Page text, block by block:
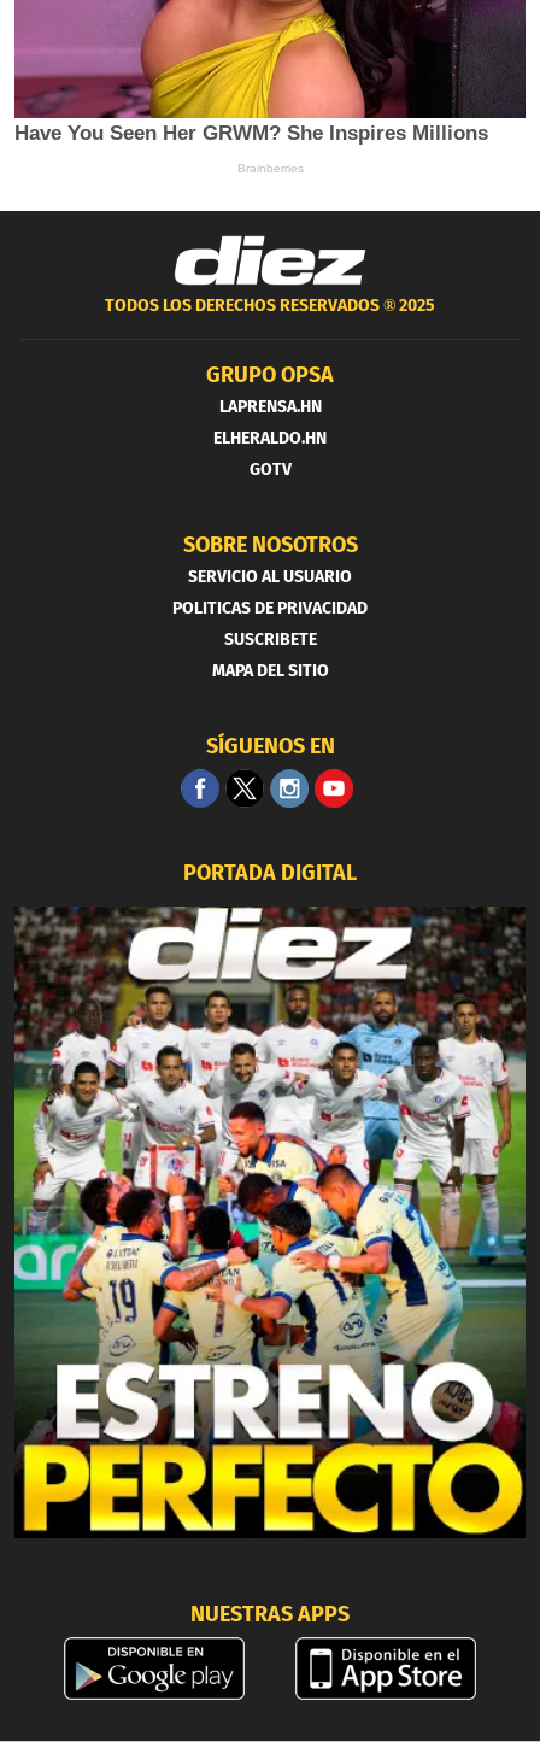
TODOS LOS DERECHOS RESERVADOS ®2025
GRUPO OPSA
LAPRENSA.HN
ELHERALDO.HN
GOTV
SOBRE NOSOTROS
SERVICIO AL USUARIO
POLITICAS DE PRIVACIDAD
SUSCRIBETE
MAPA DEL SITIO
SÍGUENOS EN
PORTADA DIGITAL
NUESTRAS APPS